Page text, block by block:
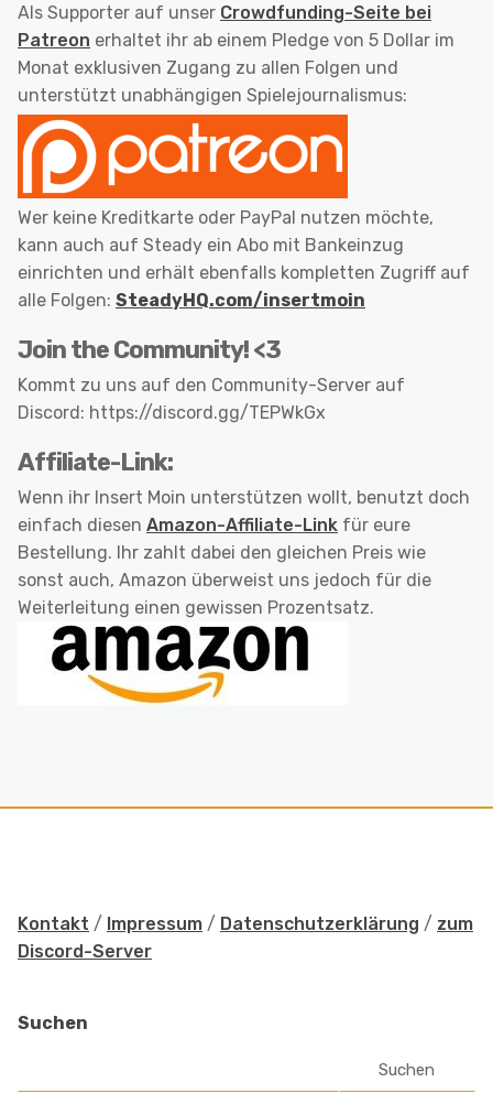
Als Supporter auf unser Crowdfunding-Seite bei
Patreon erhaltet ihr ab einem Pledge von 5 Dollar im
Monat exklusiven Zugang zu allen Folgen und
unterstützt unabhängigen Spielejournalismus:
Wer keine Kreditkarte oder PayPal nutzen möchte,
kann auch auf Steady ein Abo mit Bankeinzug
einrichten und erhält ebenfalls kompletten Zugriff auf
alle Folgen: SteadyHQ.com/insertmoin
Join the Community! <3
Kommt zu uns auf den Community-Server auf
Discord: https://discord.gg/TEPWkGx
Affiliate-Link:
Wenn ihr Insert Moin unterstützen wollt, benutzt doch
einfach diesen Amazon-Affiliate-Link für eure
Bestellung. Ihr zahlt dabei den gleichen Preis wie
sonst auch, Amazon überweist uns jedoch für die
Weiterleitung einen gewissen Prozentsatz.
Kontakt / Impressum / Datenschutzerklärung / zum
Discord-Server
Suchen
Suchen